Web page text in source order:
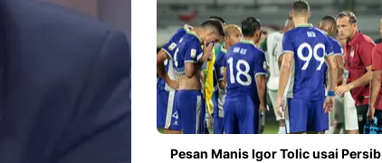
Pesan Manis Igor Tolic usai Persib